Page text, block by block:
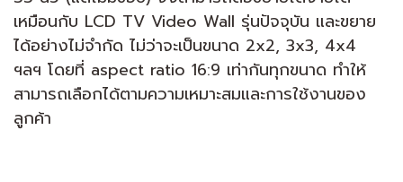
เหมือนกับ LCD TV Video Wall รุ่นปัจจุบัน และขยาย
ได้อย่างไม่จำกัด ไม่ว่าจะเป็นขนาด 2x2, 3x3, 4x4
ฯลฯ โดยที่ aspect ratio 16:9 เท่ากันทุกขนาด ทำให้
สามารถเลือกได้ตามความเหมาะสมและการใช้งานของ
ลูกค้า